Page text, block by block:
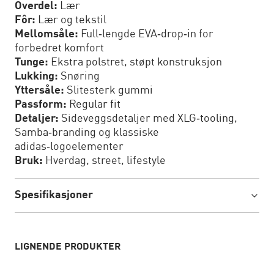
Overdel: Lær
Fôr: Lær og tekstil
Mellomsåle: Full‑lengde EVA‑drop‑in for
forbedret komfort
Tunge: Ekstra polstret, støpt konstruksjon
Lukking: Snøring
Yttersåle: Slitesterk gummi
Passform: Regular fit
Detaljer: Sideveggsdetaljer med XLG‑tooling,
Samba‑branding og klassiske
adidas‑logoelementer
Bruk: Hverdag, street, lifestyle
Spesifikasjoner
LIGNENDE PRODUKTER